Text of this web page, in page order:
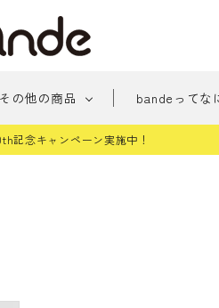
その他の商品 bandeってな
記念キャンペーン実施中！